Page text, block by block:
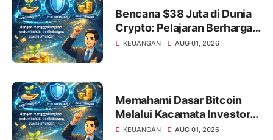
Bencana $38 Juta di Dunia
Crypto: Pelajaran Berharga
bagi Investor Saham Pemula
KEUANGAN AUG 01, 2026
Memahami Dasar Bitcoin
Melalui Kacamata Investor
Saham
KEUANGAN AUG 01, 2026